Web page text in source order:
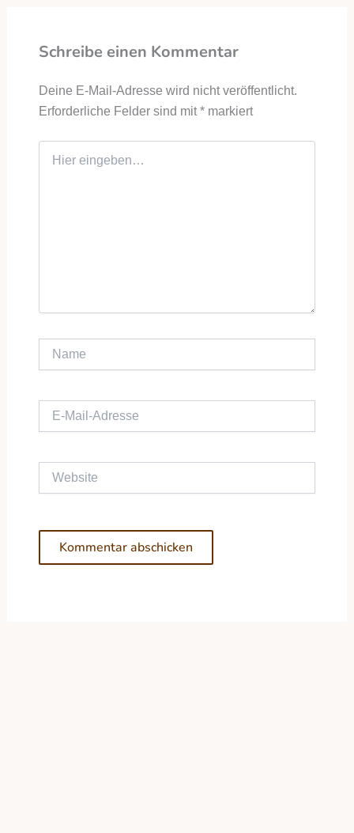
Schreibe einen Kommentar
Deine E-Mail-Adresse wird nicht veröffentlicht.
Erforderliche Felder sind mit*markiert
Hier eingeben…